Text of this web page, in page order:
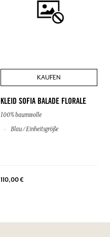
KAUFEN
KLEID SOFIA BALADE FLORALE
100% baumwolle
Blau / Einheitsgröße
110,00 €